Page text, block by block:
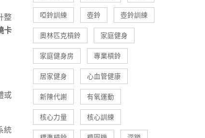
整
卡
或
統
啞鈴訓練 壺鈴 壺鈴訓練
奧林匹克槓鈴 家庭健身
家庭健身房 專業槓鈴
居家健身 心血管健康
新陳代謝 有氧運動
核心力量 核心訓練